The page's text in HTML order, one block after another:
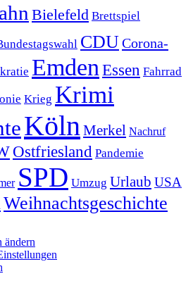
Bielefeld Brettspiel
CDUCorona-
Emden Essen Fahrrad
Krieg Krimi
Köln Merkel Nachruf
Ostfriesland Pandemie
SPD Umzug Urlaub USA
Weihnachtsgeschichte
ändern